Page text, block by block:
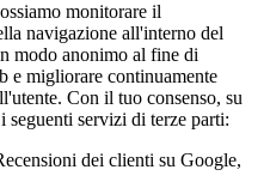
monitorare il
navigazione all'interno del
modo anonimo al fine di
e migliorare continuamente
Con il tuo consenso, su
servizi di terze parti:
dei clienti su Google,